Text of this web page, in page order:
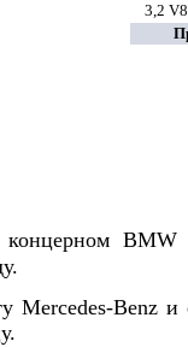
3,2 V8
Mercedes-Benz